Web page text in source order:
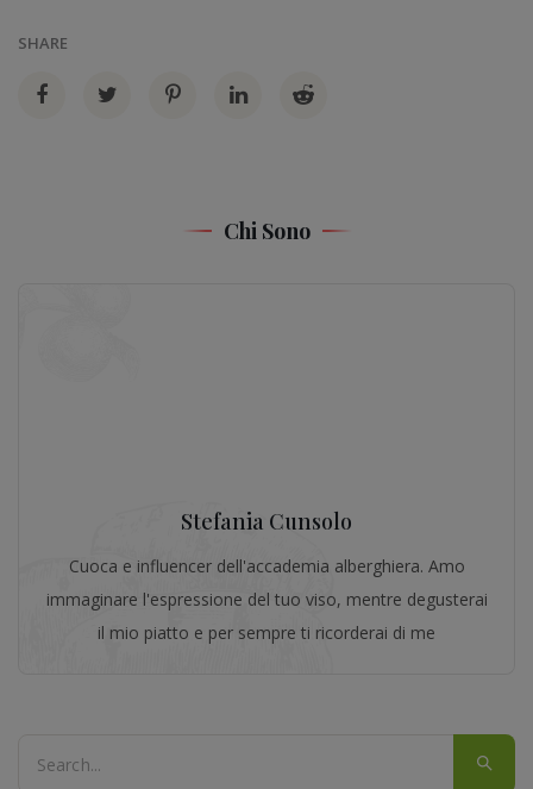
SHARE
Chi Sono
Stefania Cunsolo
Cuoca e influencer dell'accademia alberghiera. Amo
immaginare l'espressione del tuo viso, mentre degusterai
il mio piatto e per sempre ti ricorderai di me